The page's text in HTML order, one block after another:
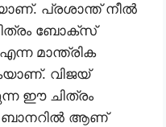
പ്രശാന്ത് നീൽ
ബോക്സ്
മാന്ത്രിക
വിജയ്
ഈ ചിത്രം
ബാനറിൽ ആണ്